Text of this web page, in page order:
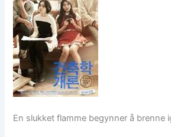
En slukket flamme begynner å brenne